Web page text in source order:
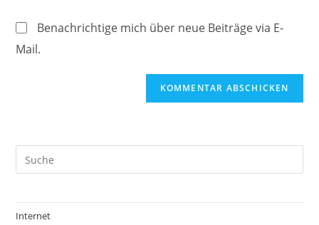
Benachrichtige mich über neue Beiträge via E-
Mail.
Internet